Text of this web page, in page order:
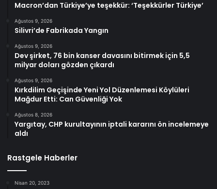
Macron’dan Türkiye’ye teşekkür: ‘Teşekkürler Türkiye’
Ağustos 9, 2026
Silivri’de Fabrikada Yangın
Ağustos 9, 2026
Dev şirket, 76 bin kanser davasını bitirmek için 5,5
milyar doları gözden çıkardı
Ağustos 9, 2026
Kırkdilim Geçişinde Yeni Yol Düzenlemesi Köylüleri
Mağdur Etti: Can Güvenliği Yok
Ağustos 8, 2026
Yargıtay, CHP kurultayının iptali kararını ön incelemeye
aldı
Rastgele Haberler
Nisan 20, 2023